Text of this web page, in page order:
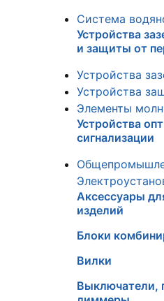
Система
Устройства
и защиты от
Устройства
Устройства
Элементы
Устройства
сигнализации
Аксессуары
изделий
Блоки
Вилки
Выключатели,